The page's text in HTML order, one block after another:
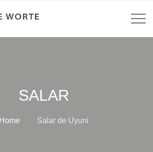
SALAR
Home Salar de Uyuni